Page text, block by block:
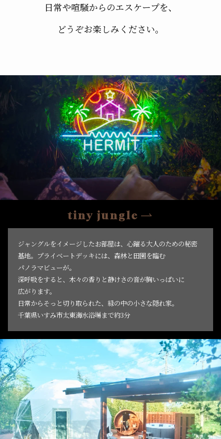
日常や喧騒からのエスケープを、
どうぞお楽しみください。
tiny jungle
ジャングルをイメージしたお部屋は、心躍る大人のための秘密
基地。プライベートデッキには、森林と田園を臨む
パノラマビューが。
深呼吸をすると、木々の香りと静けさの音が胸いっぱいに
広がります。
日常からそっと切り取られた、緑の中の小さな隠れ家。
千葉県いすみ市太東海水浴場まで約3分